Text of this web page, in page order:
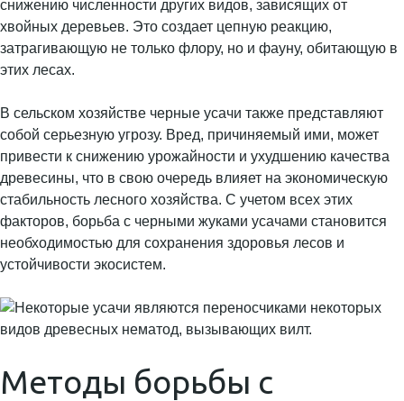
снижению численности других видов, зависящих от
хвойных деревьев. Это создает цепную реакцию,
затрагивающую не только флору, но и фауну, обитающую в
этих лесах.
В сельском хозяйстве черные усачи также представляют
собой серьезную угрозу. Вред, причиняемый ими, может
привести к снижению урожайности и ухудшению качества
древесины, что в свою очередь влияет на экономическую
стабильность лесного хозяйства. С учетом всех этих
факторов, борьба с черными жуками усачами становится
необходимостью для сохранения здоровья лесов и
устойчивости экосистем.
Методы борьбы с